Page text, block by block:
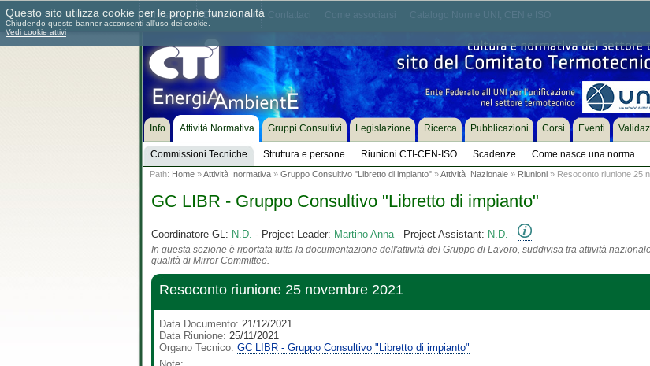
Chi siamo Dove siamo
Info Attività Normativa
Commissioni Tecniche Struttura e persone Riunioni CTI-CEN-ISO Scadenze Come nasce una norma
Gruppi Consultivi Legislazione Ricerca Pubblicazioni Corsi Eventi
Path: Home»Attività normativa» Gruppo Consultivo "Libretto di impianto"»Attività Nazionale» Riunioni» Resoconto riunione 25
GC LIBR - Gruppo Consultivo "Libretto di impianto"
Coordinatore GL: N.D. - Project Leader: Martino Anna- Project Assistant: N.D. -
In questa sezione è riportata tutta la documentazione dell'attività del Gruppo di Lavoro, suddivisa tra attività
qualità di Mirror Committee.
Resoconto riunione 25 novembre 2021
Data Documento: 21/12/2021
Data Riunione: 25/11/2021
Organo Tecnico: GC LIBR - Gruppo Consultivo "Libretto di impianto"
Questo sito utilizza cookie per le proprie funzionalità
Chiudendo questo banner acconsenti all'uso dei cookie.
Vedi cookie attivi